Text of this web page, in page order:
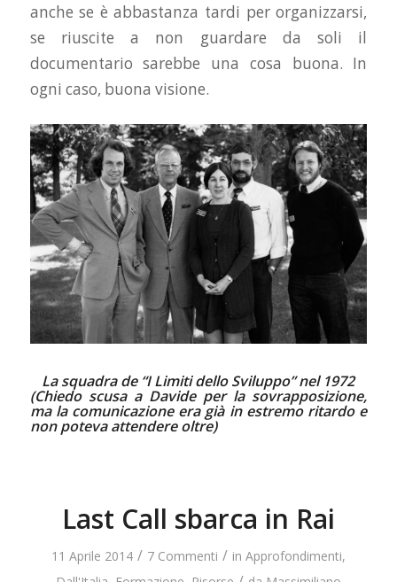
anche se è abbastanza tardi per organizzarsi,
se riuscite a non guardare da soli il
documentario sarebbe una cosa buona. In
ogni caso, buona visione.
La squadra de “I Limiti dello Sviluppo” nel 1972
(Chiedo scusa a Davide per la sovrapposizione,
ma la comunicazione era già in estremo ritardo e
non poteva attendere oltre)
Last Call sbarca in Rai
11 Aprile 2014 / 7 Commenti / in Approfondimenti,